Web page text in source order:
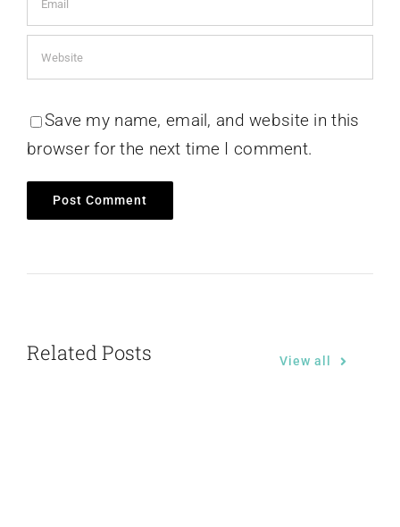
Save my name, email, and website in this
browser for the next time I comment.
Related Posts View all